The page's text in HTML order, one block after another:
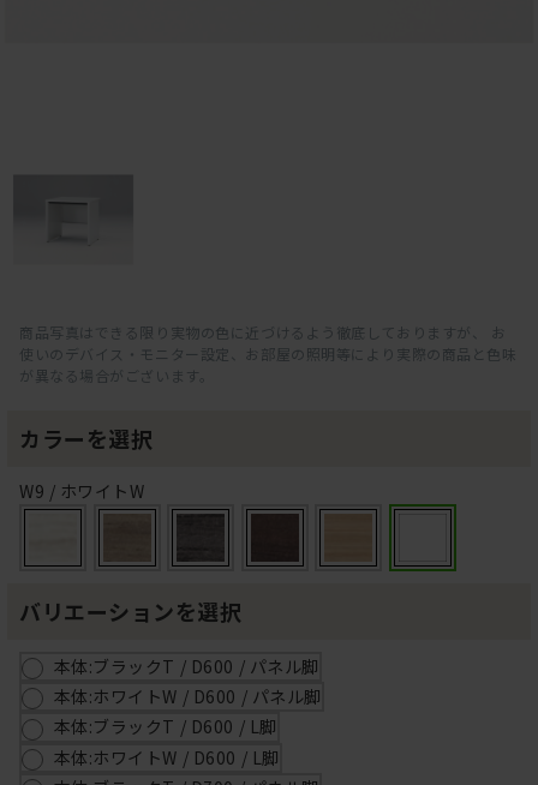
商品写真はできる限り実物の色に近づけるよう徹底しておりますが、 お
使いのデバイス・モニター設定、お部屋の照明等により実際の商品と色味
が異なる場合がございます。
カラーを選択
W9 / ホワイトW
バリエーションを選択
本体:ブラックT / D600 / パネル脚
本体:ホワイトW / D600 / パネル脚
本体:ブラックT / D600 / L脚
本体:ホワイトW / D600 / L脚